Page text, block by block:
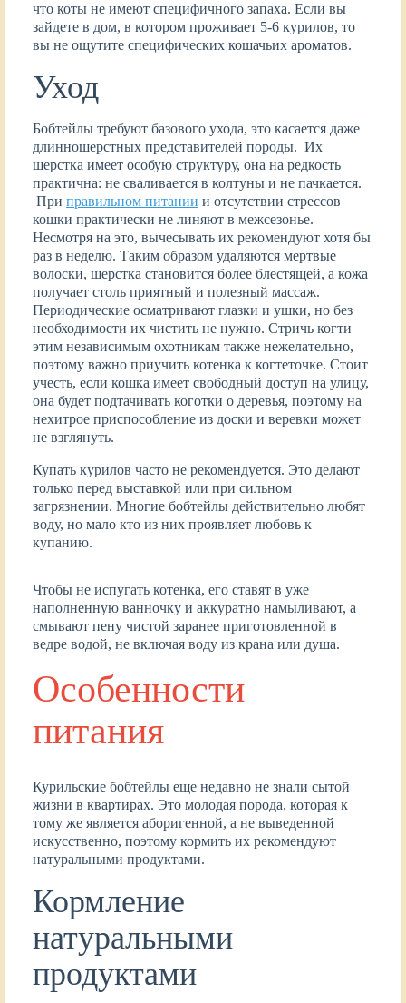
что коты не имеют специфичного запаха. Если вы
зайдете в дом, в котором проживает 5-6 курилов, то
вы не ощутите специфических кошачьих ароматов.
Уход
Бобтейлы требуют базового ухода, это касается даже
длинношерстных представителей породы. Их
шерстка имеет особую структуру, она на редкость
практична: не сваливается в колтуны и не пачкается.
При правильном питании и отсутствии стрессов
кошки практически не линяют в межсезонье.
Несмотря на это, вычесывать их рекомендуют хотя бы
раз в неделю. Таким образом удаляются мертвые
волоски, шерстка становится более блестящей, а кожа
получает столь приятный и полезный массаж.
Периодические осматривают глазки и ушки, но без
необходимости их чистить не нужно. Стричь когти
этим независимым охотникам также нежелательно,
поэтому важно приучить котенка к когтеточке. Стоит
учесть, если кошка имеет свободный доступ на улицу,
она будет подтачивать коготки о деревья, поэтому на
нехитрое приспособление из доски и веревки может
не взглянуть.
Купать курилов часто не рекомендуется. Это делают
только перед выставкой или при сильном
загрязнении. Многие бобтейлы действительно любят
воду, но мало кто из них проявляет любовь к
купанию.
Чтобы не испугать котенка, его ставят в уже
наполненную ванночку и аккуратно намыливают, а
смывают пену чистой заранее приготовленной в
ведре водой, не включая воду из крана или душа.
Особенности
питания
Курильские бобтейлы еще недавно не знали сытой
жизни в квартирах. Это молодая порода, которая к
тому же является аборигенной, а не выведенной
искусственно, поэтому кормить их рекомендуют
натуральными продуктами.
Кормление
натуральными
продуктами